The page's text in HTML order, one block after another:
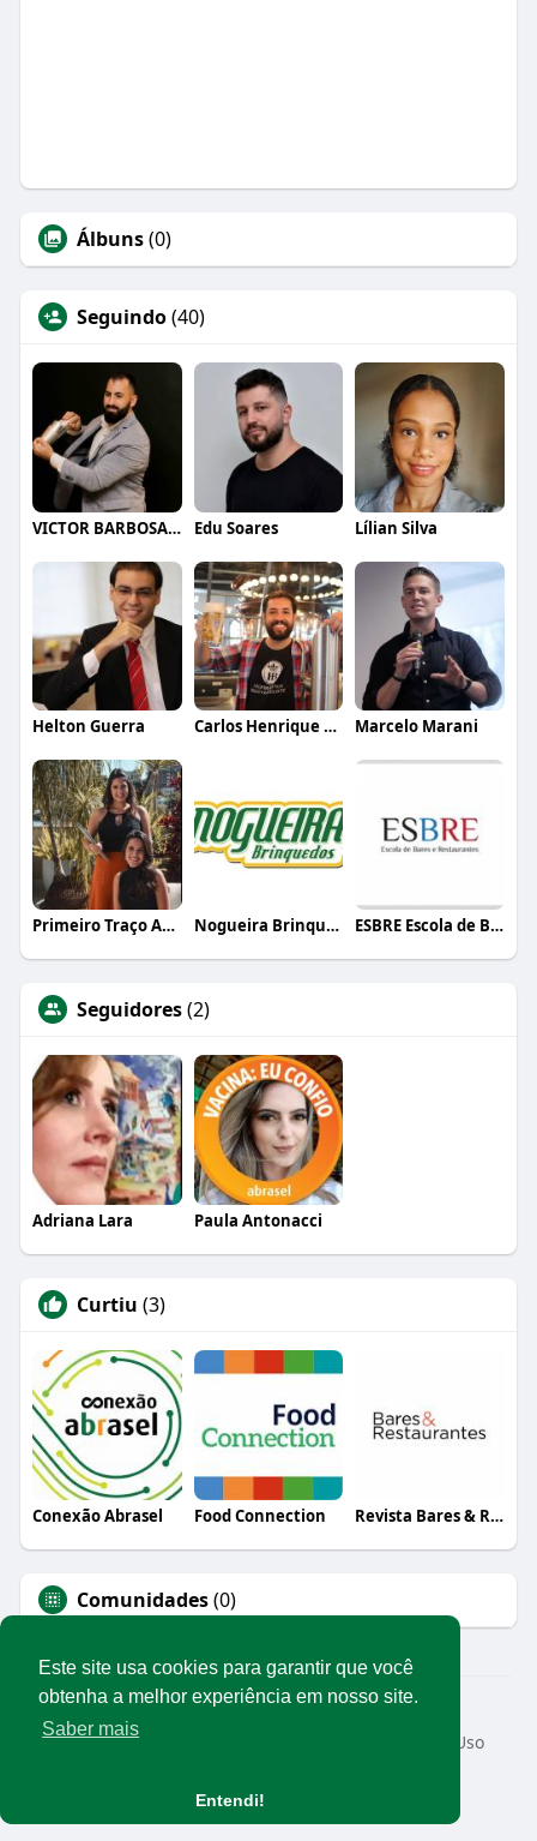
Este site usa cookies para garantir que você
obtenha a melhor experiência em nosso site.
Saber mais
Entendi!
Álbuns(0)
Seguindo(40)
VICTOR BARBOSA QUARANTA Edu Soares Lílian Silva
Helton Guerra Carlos Henrique de Faria Vasconcelos Marcelo Marani
Primeiro Traço Arquitetura Nogueira Brinquedos ESBRE Escola de Bares e Restaurantes
Seguidores(2)
Adriana Lara Paula Antonacci
Curtiu (3)
Conexão Abrasel Food Connection Revista Bares & Restaurantes
Comunidades(0)
© 2026 Rede Abrasel
Início
Sobre
Termos de Uso